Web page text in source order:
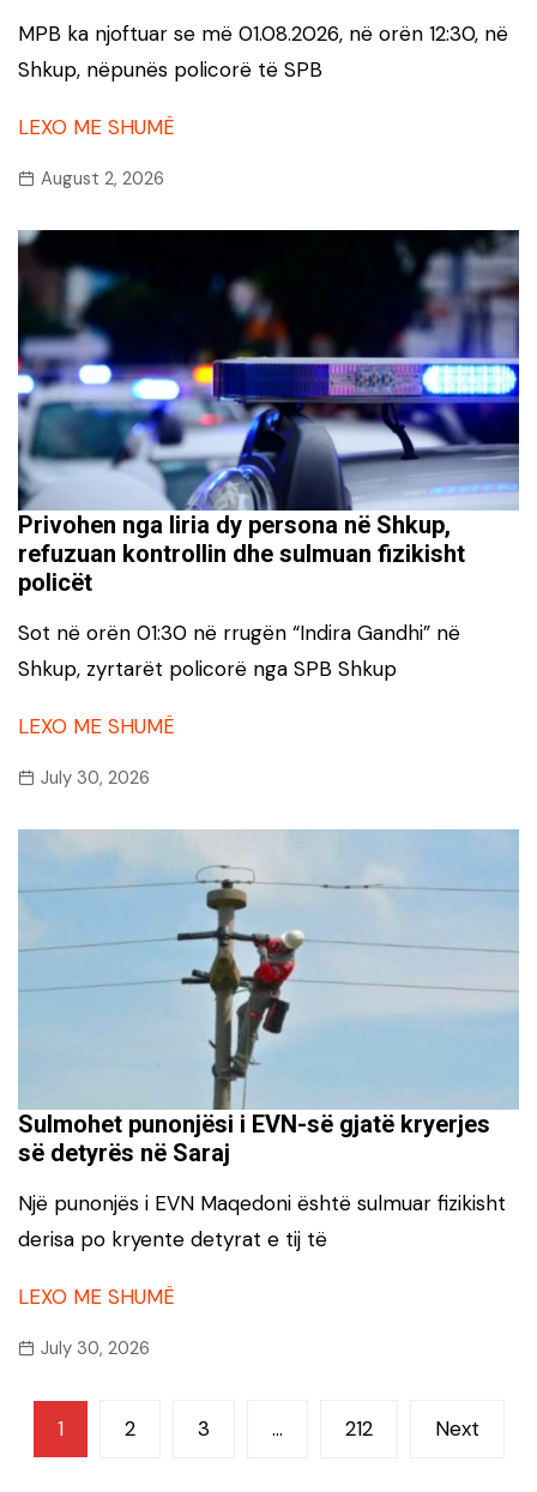
MPB ka njoftuar se më 01.08.2026, në orën 12:30, në
Shkup, nëpunës policorë të SPB
LEXO ME SHUMË
August 2, 2026
Privohen nga liria dy persona në Shkup,
refuzuan kontrollin dhe sulmuan fizikisht
policët
Sot në orën 01:30 në rrugën “Indira Gandhi” në
Shkup, zyrtarët policorë nga SPB Shkup
LEXO ME SHUMË
July 30, 2026
Sulmohet punonjësi i EVN-së gjatë kryerjes
së detyrës në Saraj
Një punonjës i EVN Maqedoni është sulmuar fizikisht
derisa po kryente detyrat e tij të
LEXO ME SHUMË
July 30, 2026
Posts
navigation
1 2 3 … 212 Next